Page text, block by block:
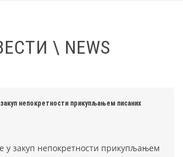
\ NEWS
непокретности прикупљањем писаних
у закуп непокретности прикупљањем